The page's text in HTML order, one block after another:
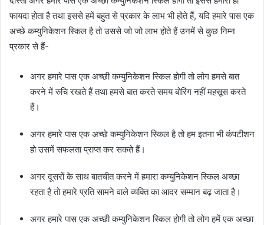
फायदा होता है तथा इससे हमें बहुत से प्रकार के लाभ भी होते हैं, यदि हमारे पास एक
अच्छे कम्युनिकेशन स्किल है तो उससे जो जो लाभ होते हैं उनमें से कुछ निम्न
प्रकार से हैं-
अगर हमारे पास एक अच्छी कम्युनिकेशन स्किल होगी तो लोग हमसे बात
करने में रुचि रखते हैं तथा हमसे बात करते समय बोरिंग नहीं महसूस करते
हैं।
अगर हमारे पास एक अच्छे कम्युनिकेशन स्किल है तो हम इतना भी कंपटीशन
हो उसमें सफलता प्राप्त कर सकते हैं।
अगर दूसरों के साथ बातचीत करने में हमारा कम्युनिकेशन स्किल अच्छा
रहता है तो हमारे प्रति सामने वाले व्यक्ति का आदर सम्मान बढ़ जाता है।
अगर हमारे पास एक अच्छी कम्युनिकेशन स्किल होगी तो लोग हमें एक अच्छा